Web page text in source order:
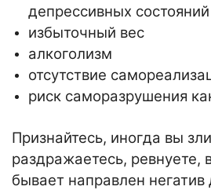
депрессивных состояний
избыточный вес
алкоголизм
отсутствие
риск саморазрушения
Признайтесь, иногда вы
раздражаетесь, ревнуете,
бывает направлен